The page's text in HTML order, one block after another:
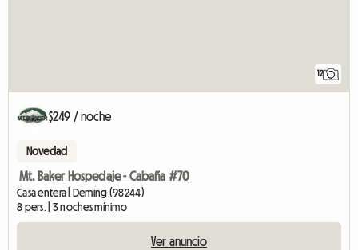
12
$249 / noche
Novedad
Mt. Baker Hospedaje - Cabaña #70
Casa entera | Deming (98244)
8 pers. | 3 noches mínimo
Ver anuncio